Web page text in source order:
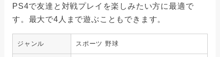
PS4で友達と対戦プレイを楽しみたい方に最適で
す。最大で4人まで遊ぶこともできます。
ジャンル スポーツ 野球